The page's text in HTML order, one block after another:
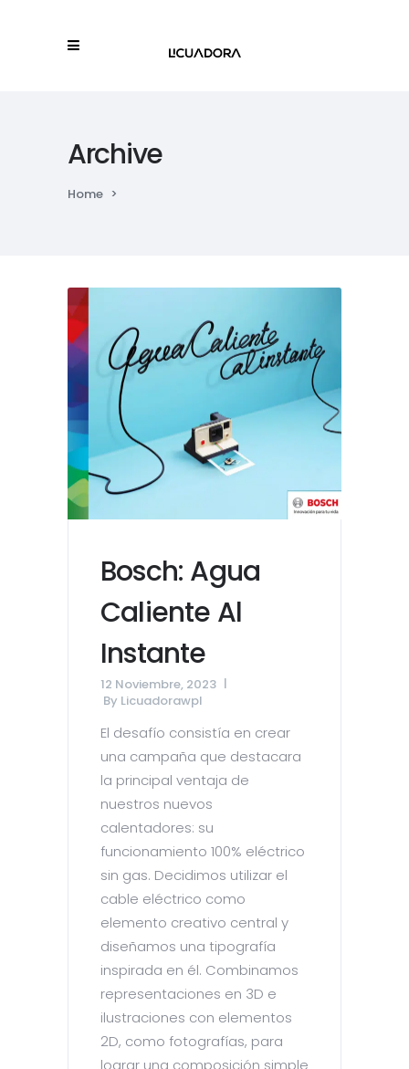
Archive
Home >
Bosch: Agua
Caliente Al
Instante
12 Noviembre, 2023
By Licuadorawpl
El desafío consistía en crear
una campaña que destacara
la principal ventaja de
nuestros nuevos
calentadores: su
funcionamiento 100% eléctrico
sin gas. Decidimos utilizar el
cable eléctrico como
elemento creativo central y
diseñamos una tipografía
inspirada en él. Combinamos
representaciones en 3D e
ilustraciones con elementos
2D, como fotografías, para